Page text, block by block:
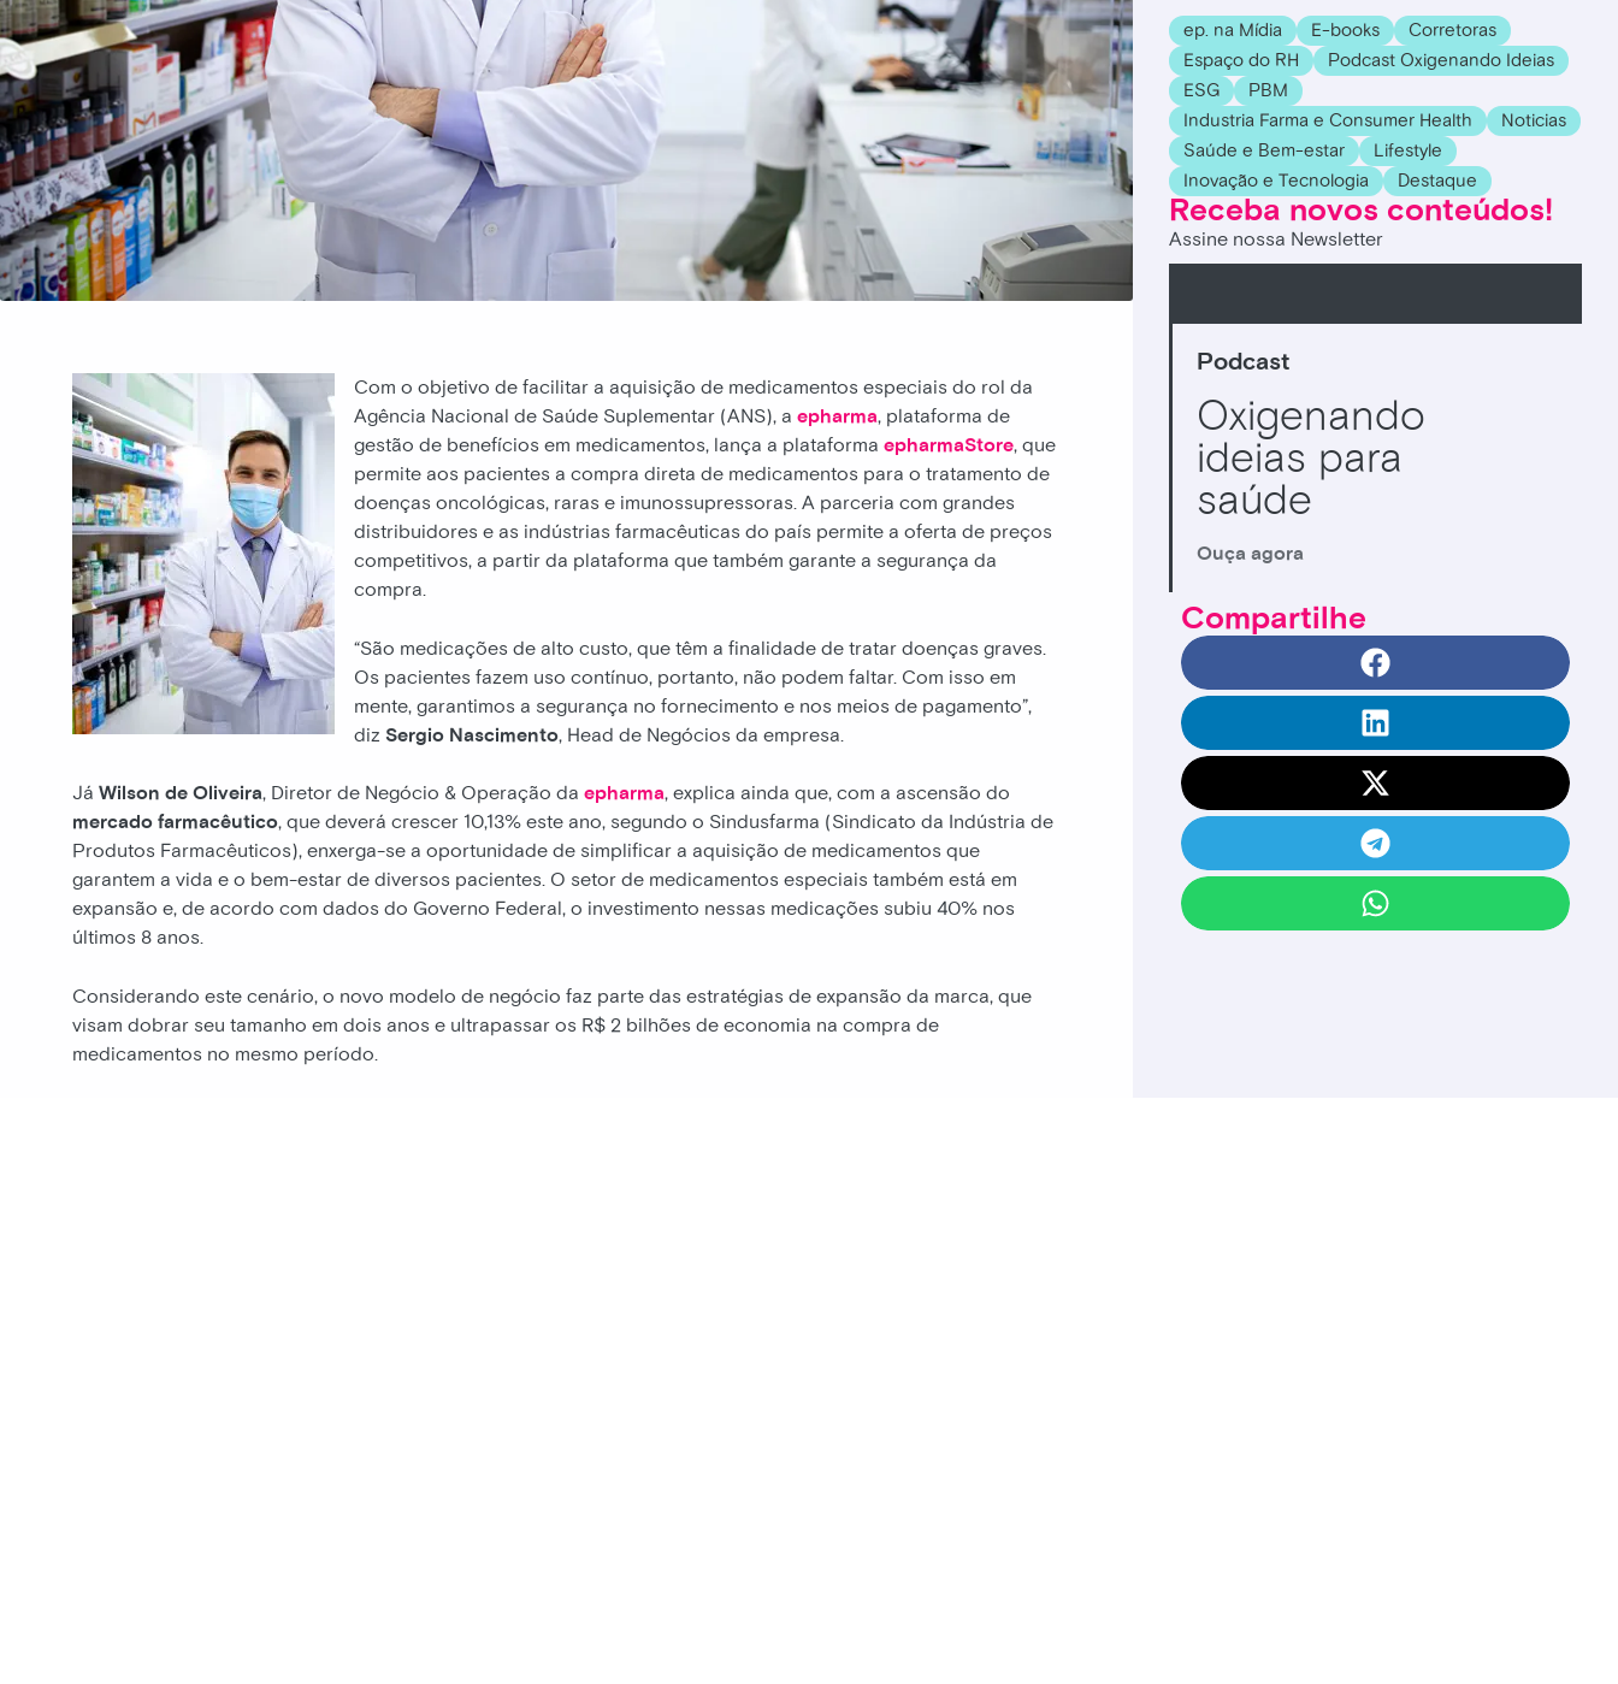
Com o objetivo de facilitar a aquisição de medicamentos especiais do rol da
Agência Nacional de Saúde Suplementar (ANS), a epharma, plataforma de
gestão de benefícios em medicamentos, lança a plataforma epharmaStore, que
permite aos pacientes a compra direta de medicamentos para o tratamento de
doenças oncológicas, raras e imunossupressoras. A parceria com grandes
distribuidores e as indústrias farmacêuticas do país permite a oferta de preços
competitivos, a partir da plataforma que também garante a segurança da
compra.
“São medicações de alto custo, que têm a finalidade de tratar doenças graves.
Os pacientes fazem uso contínuo, portanto, não podem faltar. Com isso em
mente, garantimos a segurança no fornecimento e nos meios de pagamento”,
diz Sergio Nascimento, Head de Negócios da empresa.
Já Wilson de Oliveira, Diretor de Negócio & Operação da epharma, explica ainda que, com a ascensão do
mercado farmacêutico, que deverá crescer 10,13% este ano, segundo o Sindusfarma (Sindicato da Indústria de
Produtos Farmacêuticos), enxerga-se a oportunidade de simplificar a aquisição de medicamentos que
garantem a vida e o bem-estar de diversos pacientes. O setor de medicamentos especiais também está em
expansão e, de acordo com dados do Governo Federal, o investimento nessas medicações subiu 40% nos
últimos 8 anos.
Considerando este cenário, o novo modelo de negócio faz parte das estratégias de expansão da marca, que
visam dobrar seu tamanho em dois anos e ultrapassar os R$ 2 bilhões de economia na compra de
medicamentos no mesmo período.
ep. na Mídia E-books
Corretoras
Espaço do RH
Podcast Oxigenando Ideias
ESG
PBM
Industria Farma e Consumer Health
Noticias
Saúde e Bem-estar
Lifestyle
Inovação e Tecnologia
Destaque
Receba novos conteúdos!
Assine nossa Newsletter
Podcast
Oxigenando
ideias para
saúde
Ouça agora
Compartilhe